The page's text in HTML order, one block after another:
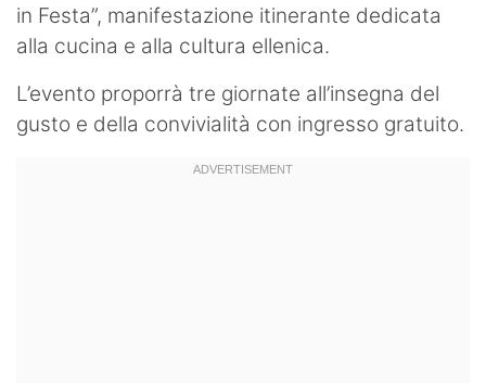
in Festa”, manifestazione itinerante dedicata
alla cucina e alla cultura ellenica.
L’evento proporrà tre giornate all’insegna del
gusto e della convivialità con ingresso gratuito.